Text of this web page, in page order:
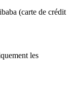
(carte de crédit
les